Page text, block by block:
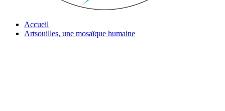
Accueil
Artsouilles, une mosaïque humaine